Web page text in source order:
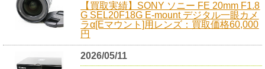
【買取実績】SONY ソニー FE 20mm F1.8
G SEL20F18G E-mount デジタル一眼カメ
ラα[Eマウント]用レンズ：買取価格60,000
円
2026/05/11